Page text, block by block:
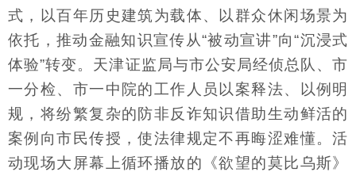
式，以百年历史建筑为载体、以群众休闲场景为
依托，推动金融知识宣传从“被动宣讲”向“沉浸式
体验”转变。天津证监局与市公安局经侦总队、市
一分检、市一中院的工作人员以案释法、以例明
规，将纷繁复杂的防非反诈知识借助生动鲜活的
案例向市民传授，使法律规定不再晦涩难懂。活
动现场大屏幕上循环播放的《欲望的莫比乌斯》